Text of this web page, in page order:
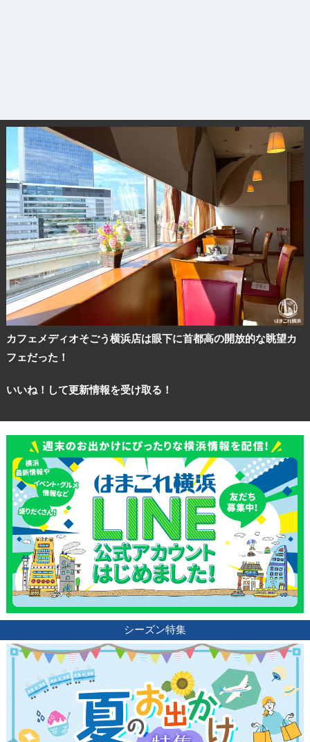
カフェメディオそごう横浜店は眼下に首都高の開放的な眺望カ
フェだった！
いいね！して更新情報を受け取る！
シーズン特集
観光ガイド
ランキング
ブログ記事